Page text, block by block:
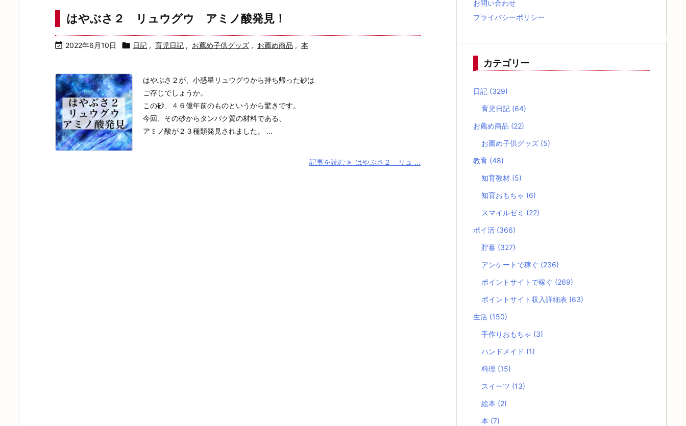
はやぶさ２ リュウグウ アミノ酸発見！
 2022年6月10日  日記 , 育児日記 , お薦め子供グッズ , お薦め商品 , 本
はやぶさ２が、小惑星リュウグウから持ち帰った砂は
ご存じでしょうか。
この砂、４６億年前のものというから驚きです。
今回、その砂からタンパク質の材料である、
アミノ酸が２３種類発見されました。 ...
記事を読む はやぶさ２ リュ ...
お問い合わせ
プライバシーポリシー
カテゴリー
日記 (329)
育児日記 (64)
お薦め商品 (22)
お薦め子供グッズ (5)
教育 (48)
知育教材 (5)
知育おもちゃ (6)
スマイルゼミ (22)
ポイ活 (366)
貯蓄 (327)
アンケートで稼ぐ (236)
ポイントサイトで稼ぐ (269)
ポイントサイト収入詳細表 (63)
生活 (150)
手作りおもちゃ (3)
ハンドメイド (1)
料理 (15)
スイーツ (13)
絵本 (2)
本 (7)